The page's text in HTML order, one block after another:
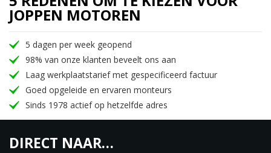
JOPPEN MOTOREN
5 dagen per week geopend
98% van onze klanten beveelt ons aan
Laag werkplaatstarief met gespecificeerd factuur
Goed opgeleide en ervaren monteurs
Sinds 1978 actief op hetzelfde adres
DIRECT NAAR…